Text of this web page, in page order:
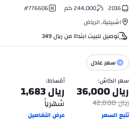
2016
244,000 كم #776606
اشبيلية,الرياض
توصيل للبيت ابتداءً من ريال 349
سعر عادل
سعر الكاش:
ريال36,000
ريال42,000
تتبع السعر
أقساط:
ريال1,683
شهرياً
عرض التفاصيل